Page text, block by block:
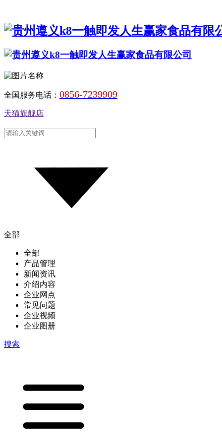
全国服务电话： 0856-7239909
天猫旗舰店
全部
全部
产品管理
新闻资讯
介绍内容
企业网点
常见问题
企业视频
企业图册
搜索